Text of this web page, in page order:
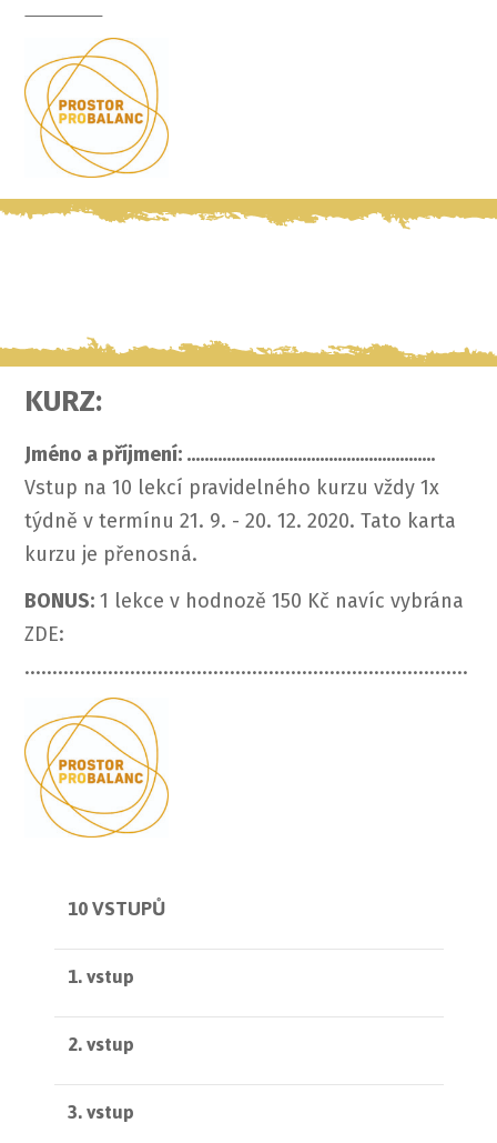
KURZ:
Jméno a příjmení: ........................................................
Vstup na 10 lekcí pravidelného kurzu vždy 1x
týdně v termínu 21. 9. - 20. 12. 2020. Tato karta
kurzu je přenosná.
BONUS: 1 lekce v hodnozě 150 Kč navíc vybrána
ZDE:
................................................................................
10 VSTUPŮ
1. vstup
2. vstup
3. vstup